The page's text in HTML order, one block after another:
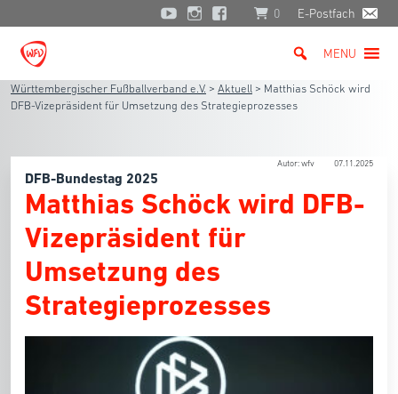
0 E-Postfach
MENU
Württembergischer Fußballverband e.V. > Aktuell > Matthias Schöck wird
DFB-Vizepräsident für Umsetzung des Strategieprozesses
Autor: wfv 07.11.2025
DFB-Bundestag 2025
Matthias Schöck wird DFB-
Vizepräsident für
Umsetzung des
Strategieprozesses